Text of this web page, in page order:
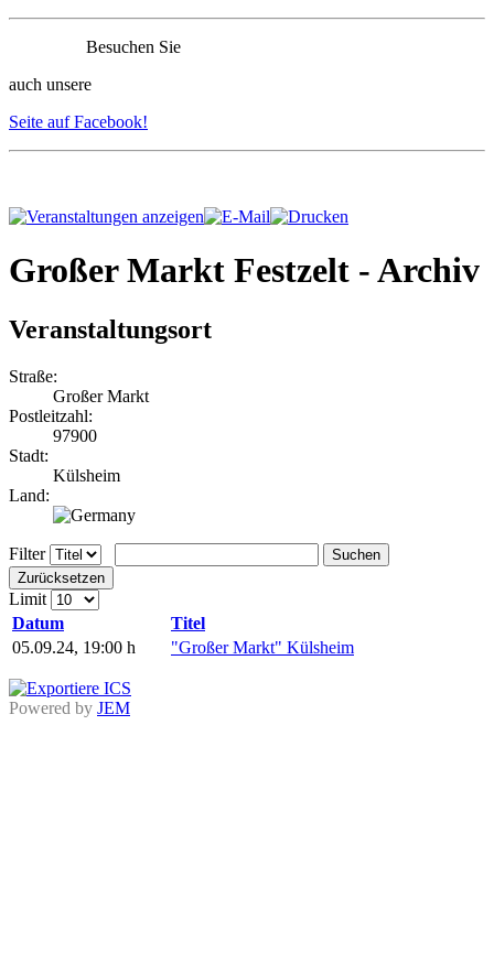
Besuchen Sie
auch unsere
Seite auf Facebook!
Großer Markt Festzelt - Archiv
Veranstaltungsort
Straße:
Großer Markt
Postleitzahl:
97900
Stadt:
Külsheim
Land:
Filter
Suchen
Zurücksetzen
Limit
Datum
Titel
05.09.24, 19:00 h "Großer Markt" Külsheim
Powered by JEM